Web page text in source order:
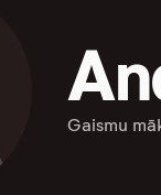
Gaismu